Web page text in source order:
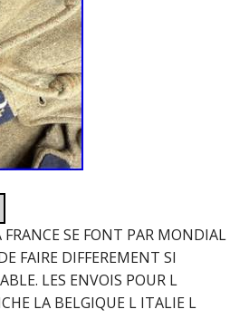
FRANCE SE FONT PAR MONDIAL
FAIRE DIFFEREMENT SI
LES ENVOIS POUR L
LA BELGIQUE L ITALIE L